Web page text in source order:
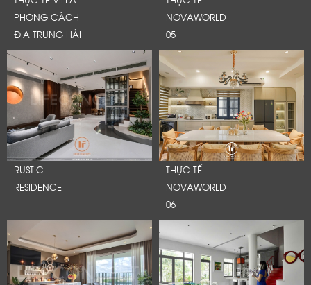
PHONG CÁCH
ĐỊA TRUNG HẢI
NOVAWORLD
05
RUSTIC
RESIDENCE
THỰC TẾ
NOVAWORLD
06